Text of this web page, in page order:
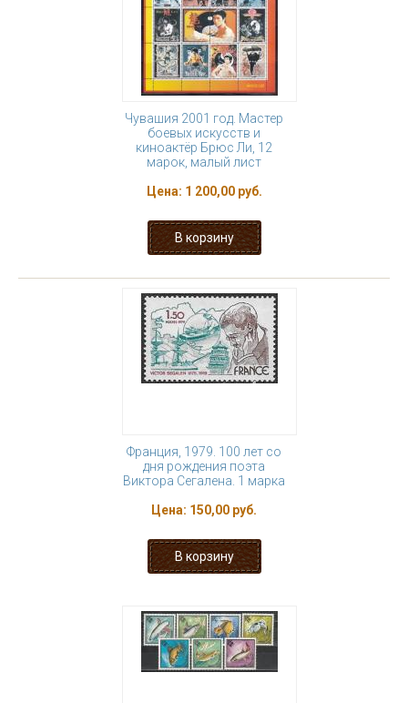
Чувашия 2001 год. Мастер
боевых искусств и
киноактёр Брюс Ли, 12
марок, малый лист
Цена: 1 200,00 руб.
Франция, 1979. 100 лет со
дня рождения поэта
Виктора Сегалена. 1 марка
Цена: 150,00 руб.